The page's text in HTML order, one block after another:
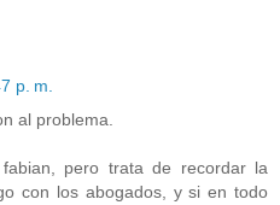
p. m.
al problema.
pero trata de recordar la
con los abogados, y si en todo